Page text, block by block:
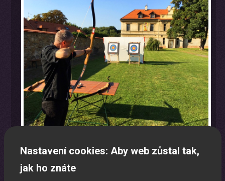
Nastavení cookies: Aby web zůstal tak,
jak ho znáte